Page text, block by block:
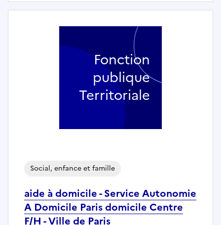
aide à domicile - Service Autonomie
A Domicile Paris domicile Centre
F/H - Ville de Paris
Social, enfance et famille
Fonction
publique
Territoriale